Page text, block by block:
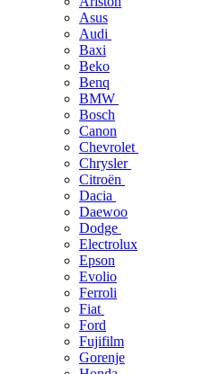
Asus
Audi
Baxi
Beko
Benq
BMW
Bosch
Canon
Chevrolet
Chrysler
Citroën
Dacia
Daewoo
Dodge
Electrolux
Epson
Evolio
Ferroli
Fiat
Ford
Fujifilm
Gorenje